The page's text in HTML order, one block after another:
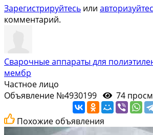
Зарегистрируйтесь или
комментарий.
Сварочные аппараты для
мембр
Частное лицо
Объявление №4930199
74
Похожие объявления